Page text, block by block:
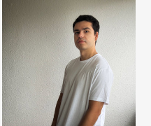
CORTA
RELAXED
FIT
¨WHITE¨